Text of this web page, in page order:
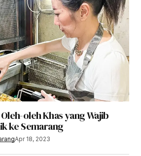
oleh Khas yang Wajib
ke Semarang
Apr 18, 2023